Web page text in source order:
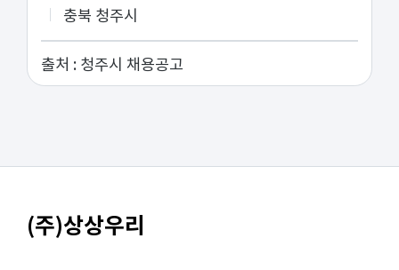
충북 청주시
출처 : 청주시 채용공고
(주)상상우리